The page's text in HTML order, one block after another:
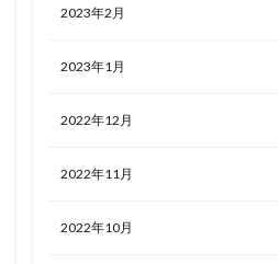
2023年2月
2023年1月
2022年12月
2022年11月
2022年10月